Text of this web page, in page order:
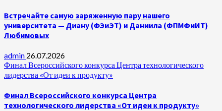
Встречайте самую заряженную пару нашего
университета — Диану (ФЭиЭТ) и Даниила (ФПМФиИТ)
Любимовых
admin 26.07.2026
Финал Всероссийского конкурса Центра технологического
лидерства «От идеи к продукту»
Финал Всероссийского конкурса Центра
технологического лидерства «От идеи к продукту»